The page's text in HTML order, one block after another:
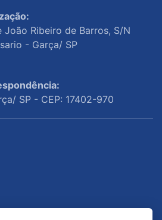
João Ribeiro de Barros, S/N
- Garça/ SP
SP - CEP: 17402-970